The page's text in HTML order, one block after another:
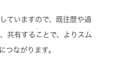
ていますので、既往歴や過
共有することで、よりスム
つながります。